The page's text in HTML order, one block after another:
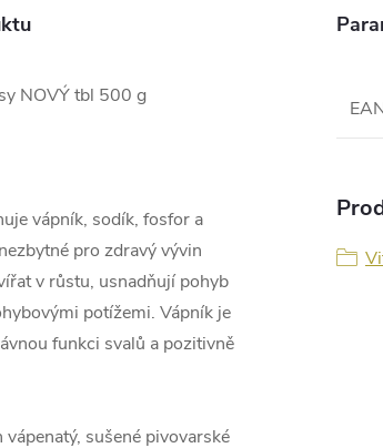
NOVÝ tbl 500 g
vápník, sodík, fosfor a
pro zdravý vývin
v růstu, usnadňují pohyb
potížemi. Vápník je
funkci svalů a pozitivně
sušené pivovarské